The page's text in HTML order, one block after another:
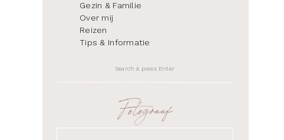
Tips & Informatie
Reizen
Over mij
Gezin & Familie
Fotograaf